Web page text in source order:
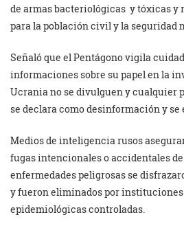
de armas bacteriológicas y tóxicas y
para la población civil y la seguridad
Señaló que el Pentágono vigila
informaciones sobre su papel en la
Ucrania no se divulguen y cualquier
se declara como desinformación y se
Medios de inteligencia rusos
fugas intencionales o accidentales
enfermedades peligrosas se
y fueron eliminados por
epidemiológicas controladas.